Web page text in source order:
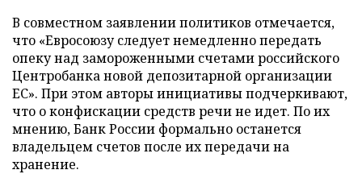
В совместном заявлении политиков отмечается,
что «Евросоюзу следует немедленно передать
опеку над замороженными счетами российского
Центробанка новой депозитарной организации
ЕС». При этом авторы инициативы подчеркивают,
что о конфискации средств речи не идет. По их
мнению, Банк России формально останется
владельцем счетов после их передачи на
хранение.